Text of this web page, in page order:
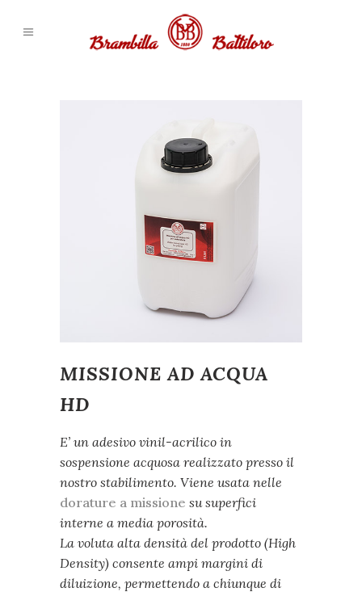
MISSIONE AD ACQUA
HD
E’ un adesivo vinil-acrilico in
sospensione acquosa realizzato presso il
nostro stabilimento. Viene usata nelle
dorature a missione su superfici
interne a media porosità.
La voluta alta densità del prodotto (High
Density) consente ampi margini di
diluizione, permettendo a chiunque di